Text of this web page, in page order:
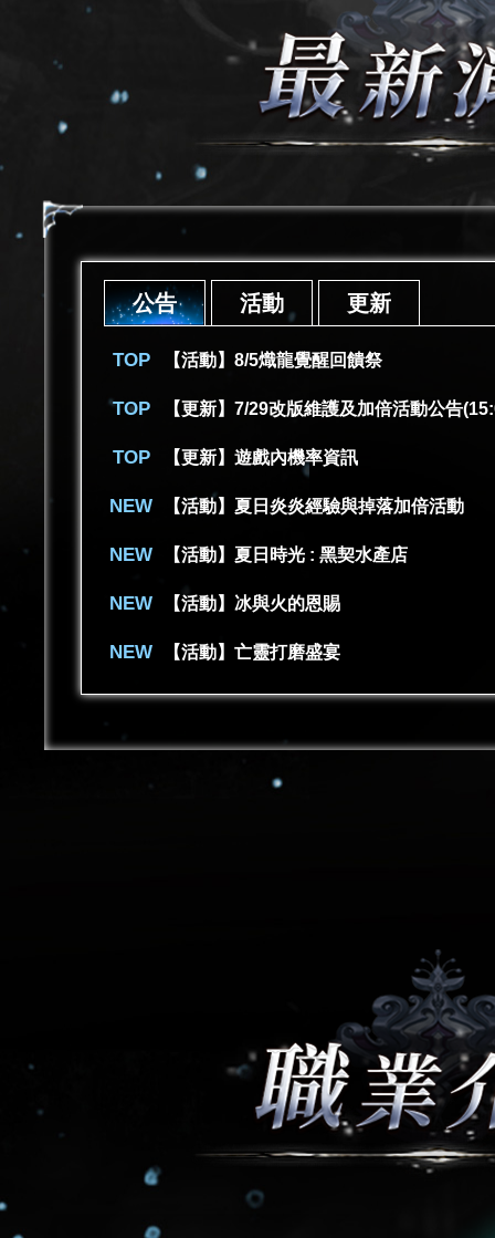
公告 活動 更新
【活動】8/5熾龍覺醒回饋祭
【更新】7/29改版維護及加倍活動公告
【更新】遊戲內機率資訊
【活動】夏日炎炎經驗與掉落加倍活動
【活動】夏日時光 : 黑契水產店
【活動】冰與火的恩賜
【活動】亡靈打磨盛宴